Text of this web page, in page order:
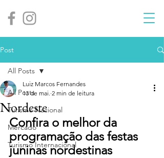
Post
All Posts
Turismo Nacional
Mercado
Turismo Internacional
All Posts
Nordeste
Luiz Marcos Fernandes
13 de mai. 2 min de leitura
Confira o melhor da
programação das festas
juninas nordestinas